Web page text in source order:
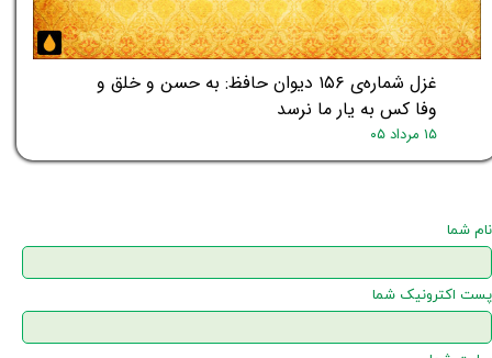
غزل شماره‌ی ۱۵۶ دیوان حافظ: به حسن و خلق و
وفا کس به یار ما نرسد
۱۵ مرداد ۰۵
نام شما
پست اکترونیک شما